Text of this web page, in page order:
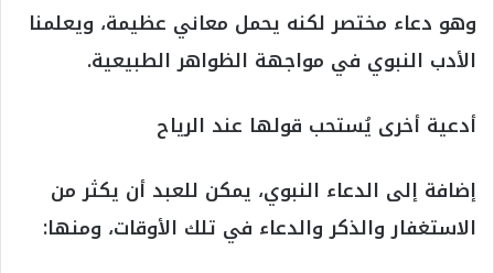
وهو دعاء مختصر لكنه يحمل معاني عظيمة، ويعلمنا
الأدب النبوي في مواجهة الظواهر الطبيعية.
أدعية أخرى يُستحب قولها عند الرياح
إضافة إلى الدعاء النبوي، يمكن للعبد أن يكثر من
الاستغفار والذكر والدعاء في تلك الأوقات، ومنها: